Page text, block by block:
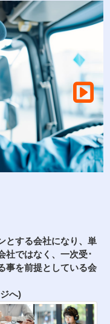
とする会社になり、単
社ではなく、一次受･
事を前提としている会
へ)